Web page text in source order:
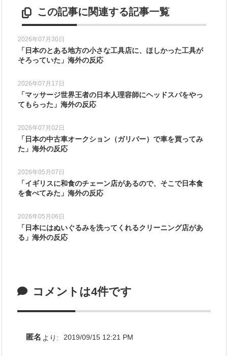
この記事に関連する記事一覧
2026年07月30日
「日本のとある地方の小さな工具店に、ほしかった工具が
そろっていた」海外の反応
2026年07月17日
「マッサージ世界王者の日本人理容師にヘッドスパをやっ
てもらった」海外の反応
2026年07月02日
「日本の中古車オークション（ガリバー）で車を買ってみ
た」海外の反応
2026年05月07日
「イギリスに和食のチェーン店があるので、そこで日本食
を食べてみた」海外の反応
2026年05月06日
「日本にはぬいぐるみを洗ってくれるクリーニング店があ
る」海外の反応
コメントは4件です
匿名 より: 2019/09/15 12:21 PM